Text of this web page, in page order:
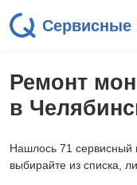
Сервисные
Ремонт
в
Нашлось 71 сервисный
выбирайте из списка,